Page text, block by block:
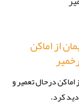
از اماکن‌
درحال تعمیر و
کرد.